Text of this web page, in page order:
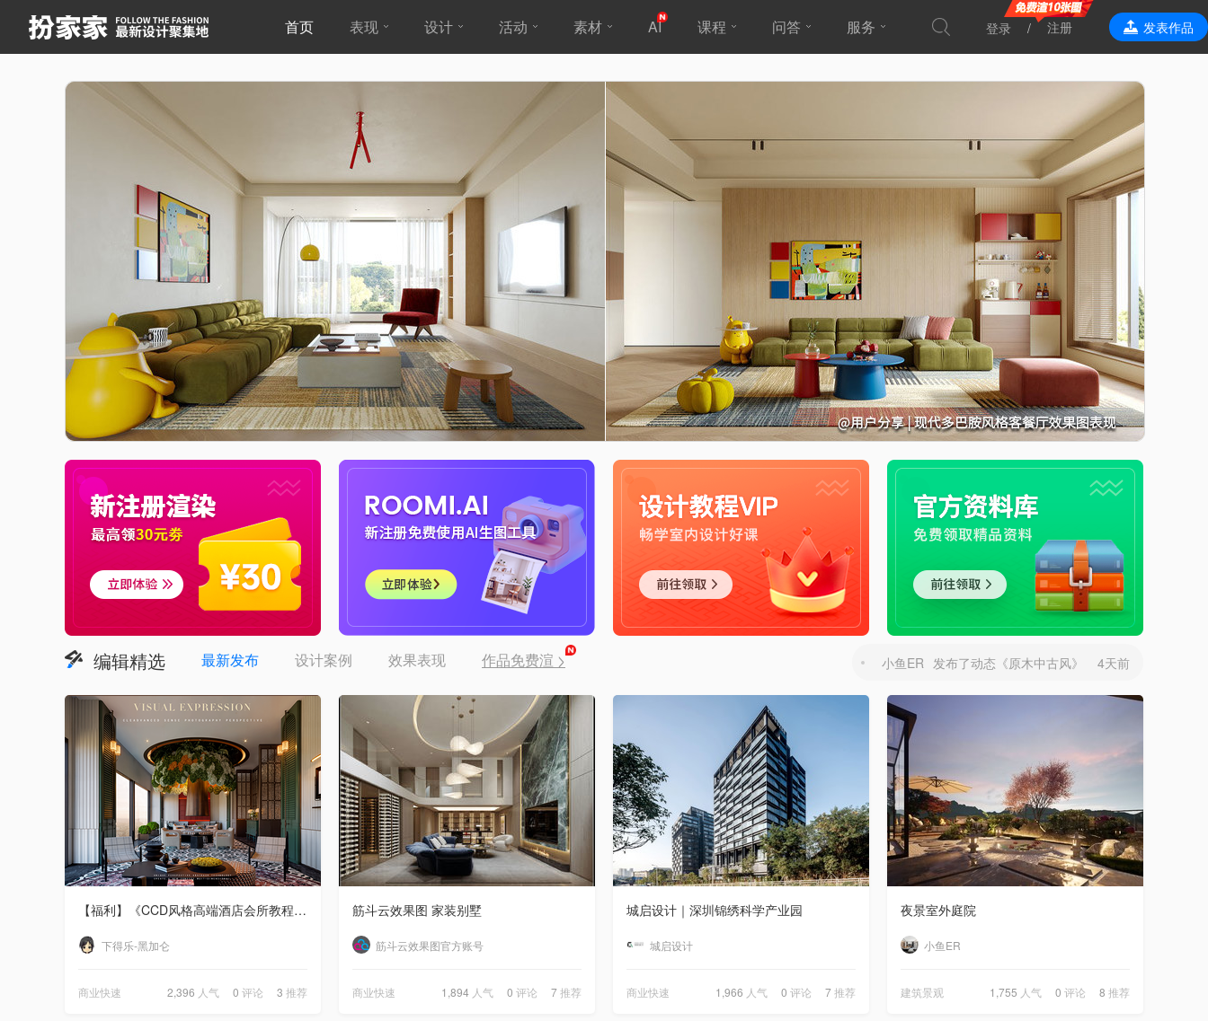
首页 表现 设计 活动 素材 AI 课程 问答 服务
效果表现
登录 注册 发表作品
编辑精选 最新发布 设计案例 效果表现 作品免费渲 >
发布了动态《现代轻奢复式楼
轻奢风大平层别墅客餐厅效果图表现》 3天前
筋斗云效果图 家装别墅 》 3天前
小鱼ER 发布了动态《原木中古风》 4天前
发布了动态《
发布了动态《 新中式风格餐厅办公区会议室效果图表现》
小鱼ER 发布了动态《 温润木饰面搭配艺术大理石，通透开阔空间， ✨演绎质感满满的现代轻奢宅邸》 4天前
小鱼ER 发布了动态《 现代简约融合新中式格调🍃，柔光、木色与竹影相映，构筑静谧雅致理想居所🎋》 4天前
【福利】《CCD风格高端酒店会所教程》免费学，速来领!
下得乐-黑加仑
商业快速 2,396 人气 0 评论 3 推荐
筋斗云效果图 家装别墅
筋斗云效果图官方账号
商业快速 1,894 人气 0 评论 7推荐
城启设计｜深圳锦绣科学产业园
城启设计
商业快速 1,966 人气 0 评论 7推荐
夜景室外庭院
小鱼ER
建筑景观 1,755 人气 0 评论 8 推荐